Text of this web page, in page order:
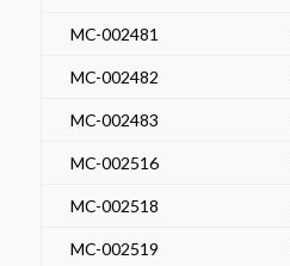
MC-002481
MC-002482
MC-002483
MC-002516
MC-002518
MC-002519